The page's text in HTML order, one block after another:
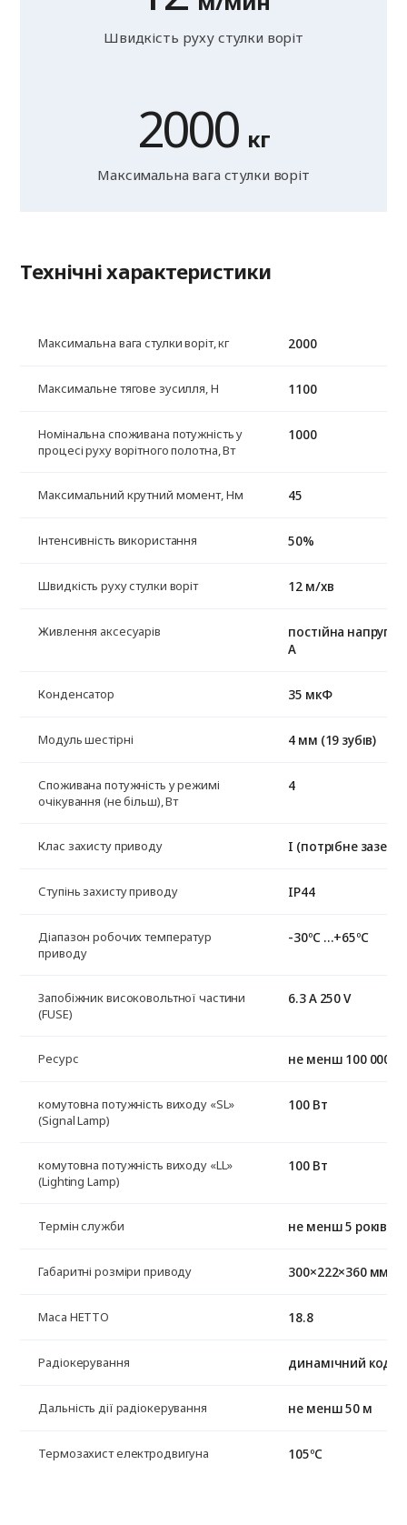
Швидкість руху стулки воріт
2000 кг
Максимальна вага стулки воріт
Технічні характеристики
Максимальна вага стулки воріт, кг 2000
Максимальне тягове зусилля, Н 1100
Номінальна споживана потужність у
процесі руху ворітного полотна, Вт
1000
Максимальний крутний момент, Нм 45
Інтенсивність використання 50%
Швидкість руху стулки воріт 12 м/хв
Живлення аксесуарів
постійна напруга
А
Конденсатор 35 мкФ
Модуль шестірні 4 мм (19 зубів)
Споживана потужність у режимі
очікування (не більш), Вт
4
Клас захисту приводу I (потрібне
Ступінь захисту приводу IP44
Діапазон робочих температур
приводу
-30ºС …+65ºС
Запобіжник високовольтної частини
(FUSE)
6.3 A 250 V
Ресурс не менш 100 000
комутовна потужність виходу «SL»
(Signal Lamp)
100 Вт
комутовна потужність виходу «LL»
(Lighting Lamp)
100 Вт
Термін служби не менш 5 років
Габаритні розміри приводу 300×222×360 мм
Маса НЕТТО 18.8
Радіокерування динамічний код,
Дальність дії радіокерування не менш 50 м
Термозахист електродвигуна 105ºС